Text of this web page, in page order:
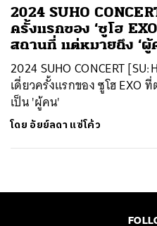
2024 SUHO
ครั้งแรกของ ‘ซูโฮ
สถานที่ แต่หมายถึง ‘ผู้
2024 SUHO CONCERT
เดี่ยวครั้งแรกของ ซูโฮ EXO
เป็น 'ผู้คน'
โดย อัยย์ลดา แซ่โค้ว